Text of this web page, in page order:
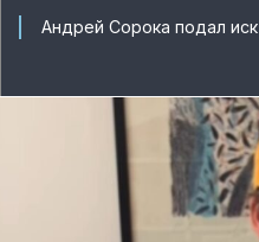
Андрей Сорока подал иск